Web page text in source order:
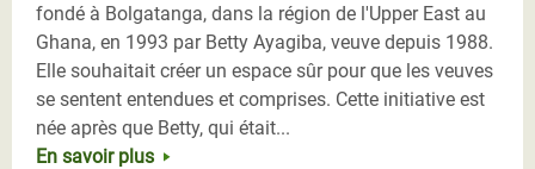
fondé à Bolgatanga, dans la région de l'Upper East au
Ghana, en 1993 par Betty Ayagiba, veuve depuis 1988.
Elle souhaitait créer un espace sûr pour que les veuves
se sentent entendues et comprises. Cette initiative est
née après que Betty, qui était...
En savoir plus